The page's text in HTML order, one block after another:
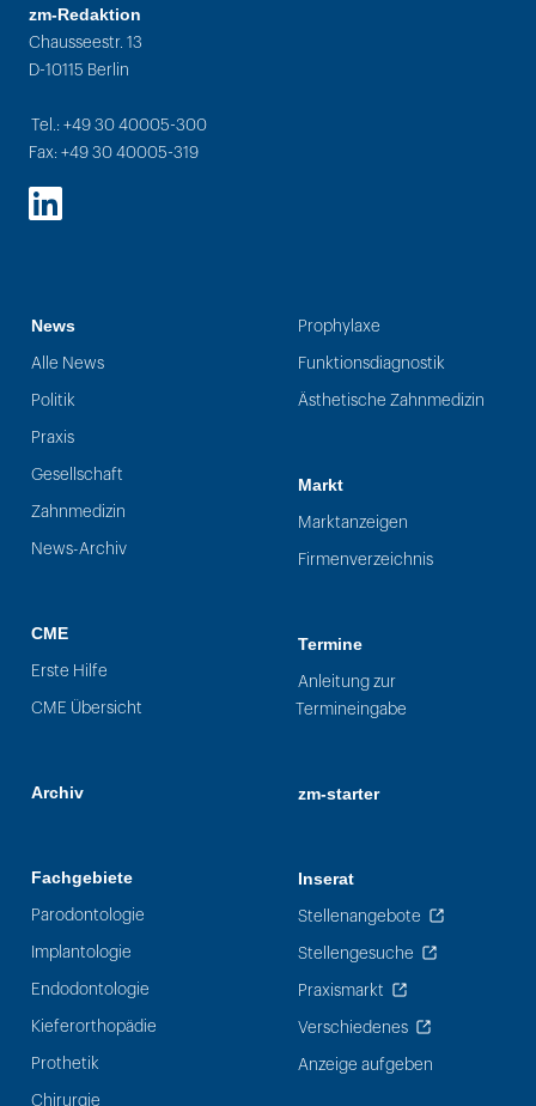
zm-Redaktion
Chausseestr. 13
D-10115 Berlin
Tel.: +49 30 40005-300
Fax: +49 30 40005-319
LinkedIn
News
Alle News
Politik
Praxis
Gesellschaft
Zahnmedizin
News-Archiv
CME
Erste Hilfe
CME Übersicht
Archiv
Fachgebiete
Parodontologie
Implantologie
Endodontologie
Kieferorthopädie
Prothetik
Chirurgie
Prophylaxe
Funktionsdiagnostik
Ästhetische Zahnmedizin
Markt
Marktanzeigen
Firmenverzeichnis
Termine
Anleitung zur
Termineingabe
zm-starter
Inserat
Stellenangebote
Stellengesuche
Praxismarkt
Verschiedenes
Anzeige aufgeben